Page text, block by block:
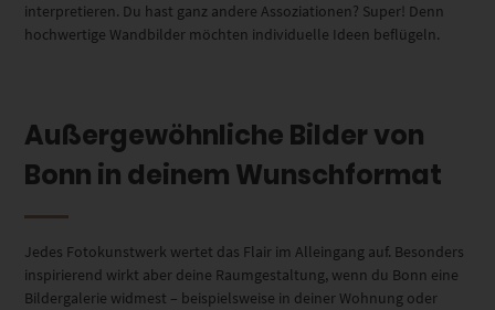
interpretieren. Du hast ganz andere Assoziationen? Super! Denn
hochwertige Wandbilder möchten individuelle Ideen beflügeln.
Außergewöhnliche Bilder von
Bonn in deinem Wunschformat
Jedes Fotokunstwerk wertet das Flair im Alleingang auf. Besonders
inspirierend wirkt aber deine Raumgestaltung, wenn du Bonn eine
Bildergalerie widmest – beispielsweise in deiner Wohnung oder